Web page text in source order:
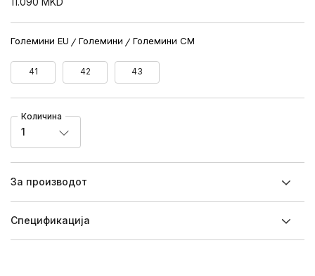
Големини EU Големини Големини CM
41 42 43
Количина
1
За производот
Спецификацијa